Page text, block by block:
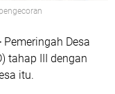
Pemeringah Desa
tahap III dengan
itu.